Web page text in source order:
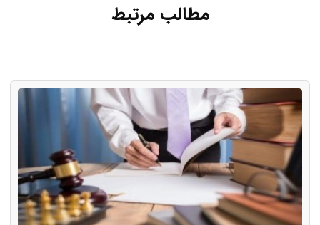
مطالب مرتبط